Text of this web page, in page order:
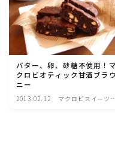
パン・パンケーキ・スコ
粉もの
米/ご飯料理・もち料理
麺料理(パスタ・うどん
バター、卵、砂糖不使用！マ
クロビオティック甘酒ブラウ
ニー
2013.02.12
マクロビスイーツ・